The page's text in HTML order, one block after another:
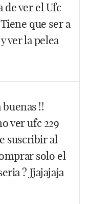
En directo, lo
claro.
de ver el Ufc
que ser a
ver la pelea
a morir a la web
también puedes
per view del
tienes la opción
!!
ver ufc 229
suscribir al
solo el
? Jjajajaja